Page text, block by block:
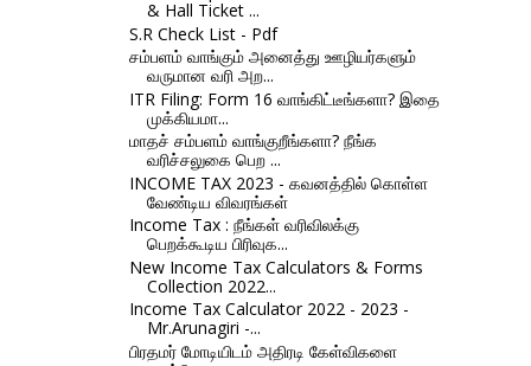
& Hall Ticket ...
S.R Check List - Pdf
சம்பளம் வாங்கும் அனைத்து ஊழியர்களும்
வருமான வரி அற...
ITR Filing: Form 16 வாங்கிட்டீங்களா? இதை
முக்கியமா...
மாதச் சம்பளம் வாங்குறீங்களா? நீங்க
வரிச்சலுகை பெற ...
INCOME TAX 2023 - கவனத்தில் கொள்ள
வேண்டிய விவரங்கள்
Income Tax : நீங்கள் வரிவிலக்கு
பெறக்கூடிய பிரிவுக...
New Income Tax Calculators & Forms
Collection 2022...
Income Tax Calculator 2022 - 2023 -
Mr.Arunagiri -...
பிரதமர் மோடியிடம் அதிரடி கேள்விகளை